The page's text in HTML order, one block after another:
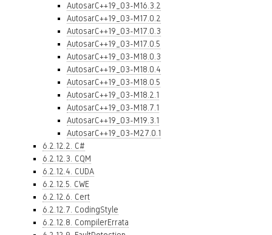
AutosarC++19_03-M16.3.2
AutosarC++19_03-M17.0.2
AutosarC++19_03-M17.0.3
AutosarC++19_03-M17.0.5
AutosarC++19_03-M18.0.3
AutosarC++19_03-M18.0.4
AutosarC++19_03-M18.0.5
AutosarC++19_03-M18.2.1
AutosarC++19_03-M18.7.1
AutosarC++19_03-M19.3.1
AutosarC++19_03-M27.0.1
6.2.12.2. C#
6.2.12.3. CQM
6.2.12.4. CUDA
6.2.12.5. CWE
6.2.12.6. Cert
6.2.12.7. CodingStyle
6.2.12.8. CompilerErrata